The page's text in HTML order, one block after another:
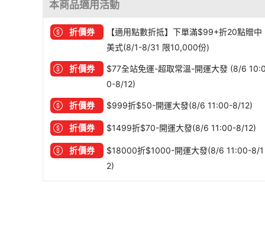
本商品適用活動
折價券
【適用點數折抵】下單滿$99+折20點贈中
美式(8/1-8/31 限10,000份)
折價券
$77全站免運-超取常溫-開運大發 (8/6
0-8/12)
折價券 $999折$50-開運大發(8/6 11:00-8/12)
折價券 $1499折$70-開運大發(8/6 11:00-8/12)
折價券
$18000折$1000-開運大發(8/6 11:00-8/1
2)